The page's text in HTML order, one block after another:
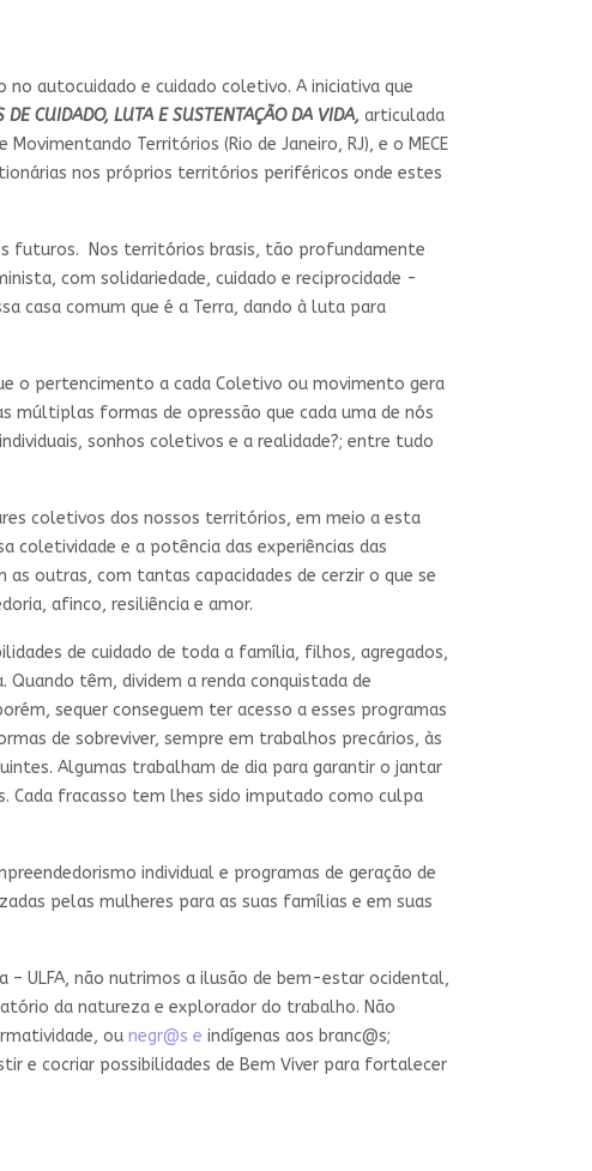
autocuidado e cuidado coletivo. A iniciativa que
DE CUIDADO, LUTA E SUSTENTAÇÃO DA VIDA, articulada
Territórios (Rio de Janeiro, RJ), e o MECE
nos próprios territórios periféricos onde estes
futuros. Nos territórios brasis, tão profundamente
com solidariedade, cuidado e reciprocidade -
casa comum que é a Terra, dando à luta para
o pertencimento a cada Coletivo ou movimento gera
múltiplas formas de opressão que cada uma de nós
sonhos coletivos e a realidade?; entre tudo
coletivos dos nossos territórios, em meio a esta
coletividade e a potência das experiências das
outras, com tantas capacidades de cerzir o que se
afinco, resiliência e amor.
de cuidado de toda a família, filhos, agregados,
têm, dividem a renda conquistada de
sequer conseguem ter acesso a esses programas
de sobreviver, sempre em trabalhos precários, às
Algumas trabalham de dia para garantir o jantar
Cada fracasso tem lhes sido imputado como culpa
individual e programas de geração de
pelas mulheres para as suas famílias e em suas
– ULFA, não nutrimos a ilusão de bem-estar ocidental,
da natureza e explorador do trabalho. Não
ou negr@s e indígenas aos branc@s;
e cocriar possibilidades de Bem Viver para fortalecer